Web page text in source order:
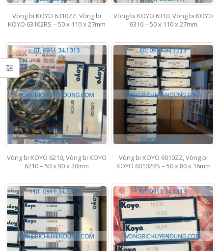
Vòng bi KOYO 6310ZZ, Vòng bi
KOYO 63102RS – 50 x 110 x 27mm
Vòng bi KOYO 6310, Vòng bi KOYO
6310 – 50 x 110 x 27mm
Vòng bi KOYO 6210, Vòng bi KOYO
6210 – 50 x 90 x 20mm
Vòng bi KOYO 6010ZZ, Vòng bi
KOYO 60102RS – 50 x 80 x 16mm